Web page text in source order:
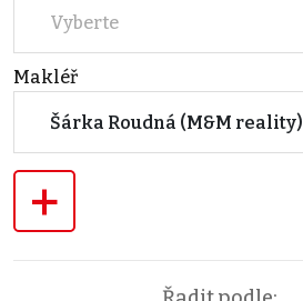
Vyberte
Makléř
Šárka Roudná (M&M reality)
+